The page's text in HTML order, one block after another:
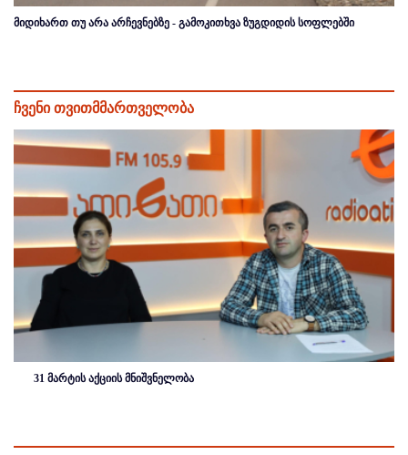
მიდიხართ თუ არა არჩევნებზე - გამოკითხვა ზუგდიდის სოფლებში
ჩვენი თვითმმართველობა
31 მარტის აქციის მნიშვნელობა